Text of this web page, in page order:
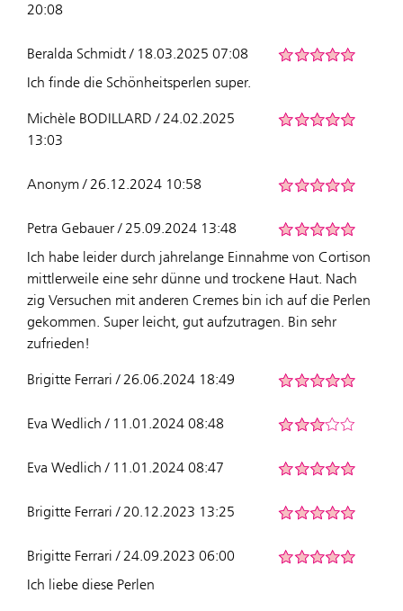
20:08
Beralda Schmidt / 18.03.2025 07:08
Ich finde die Schönheitsperlen super.
Michèle BODILLARD / 24.02.2025
13:03
Anonym / 26.12.2024 10:58
Petra Gebauer / 25.09.2024 13:48
Ich habe leider durch jahrelange Einnahme von Cortison
mittlerweile eine sehr dünne und trockene Haut. Nach
zig Versuchen mit anderen Cremes bin ich auf die Perlen
gekommen. Super leicht, gut aufzutragen. Bin sehr
zufrieden!
Brigitte Ferrari / 26.06.2024 18:49
Eva Wedlich / 11.01.2024 08:48
Eva Wedlich / 11.01.2024 08:47
Brigitte Ferrari / 20.12.2023 13:25
Brigitte Ferrari / 24.09.2023 06:00
Ich liebe diese Perlen